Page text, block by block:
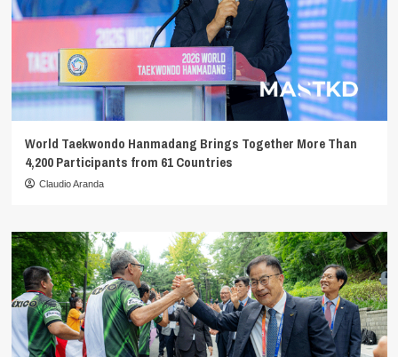
World Taekwondo Hanmadang Brings Together More Than
4,200 Participants from 61 Countries
Claudio Aranda